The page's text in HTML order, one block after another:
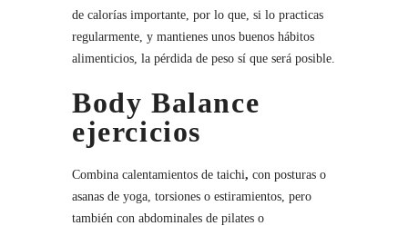
de calorías importante, por lo que, si lo practicas
regularmente, y mantienes unos buenos hábitos
alimenticios, la pérdida de peso sí que será posible.
Body Balance
ejercicios
Combina calentamientos de taichi, con posturas o
asanas de yoga, torsiones o estiramientos, pero
también con abdominales de pilates o